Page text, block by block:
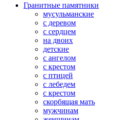
Гранитные памятники
мусульманские
с деревом
с сердцем
на двоих
детские
с ангелом
с крестом
с птицей
с лебедем
с крестом
скорбящая мать
мужчинам